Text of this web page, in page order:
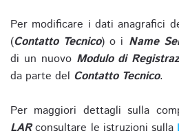
Per modificare i dati anagrafici
(Contatto Tecnico) o i Name
di un nuovo Modulo di
da parte del Contatto Tecnico.
Per maggiori dettagli sulla